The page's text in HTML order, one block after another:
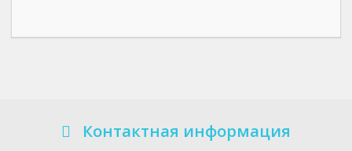
Контактная информация